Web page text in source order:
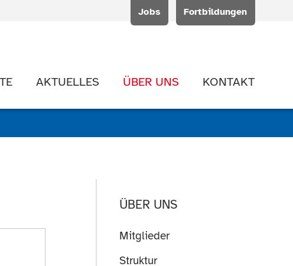
Jobs Fortbildungen
AKTUELLES ÜBER UNS KONTAKT
ÜBER UNS
Mitglieder
Struktur